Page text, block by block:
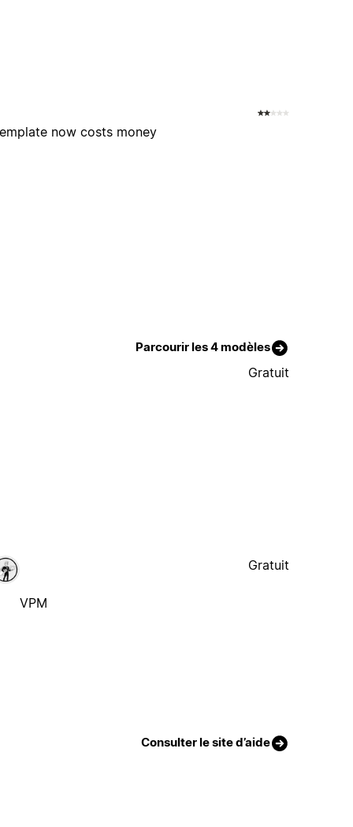
now costs money
Parcourir les 4 modèles
Gratuit
VPM
Gratuit
Consulter le site d’aide